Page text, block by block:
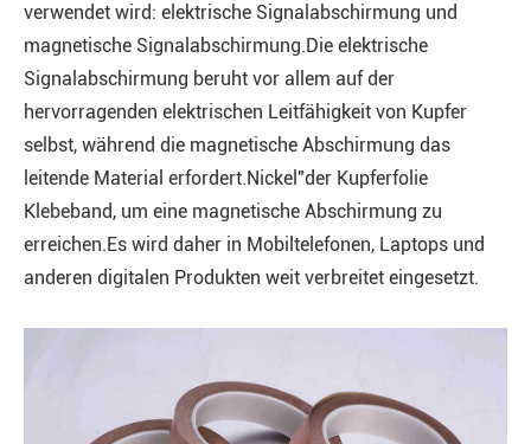
verwendet wird: elektrische Signalabschirmung und
magnetische Signalabschirmung.Die elektrische
Signalabschirmung beruht vor allem auf der
hervorragenden elektrischen Leitfähigkeit von Kupfer
selbst, während die magnetische Abschirmung das
leitende Material erfordert.Nickel"der Kupferfolie
Klebeband, um eine magnetische Abschirmung zu
erreichen.Es wird daher in Mobiltelefonen, Laptops und
anderen digitalen Produkten weit verbreitet eingesetzt.